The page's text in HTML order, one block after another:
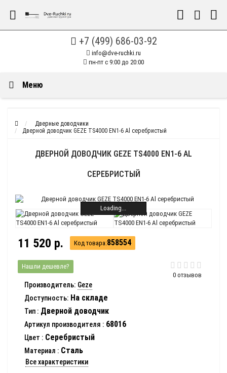
+7 (499) 686-03-92
info@dve-ruchki.ru
пн-пт с 9:00 до 20:00
Меню
Дверные доводчики
Дверной доводчик GEZE TS4000 EN1-6 Al серебристый
ДВЕРНОЙ ДОВОДЧИК GEZE TS4000 EN1-6 AL
СЕРЕБРИСТЫЙ
Loading...
0 отзывов
11 520 р. Код товара:858554
Нашли дешевле?
Производитель: Geze
Доступность: На складе
Тип : Дверной доводчик
Артикул производителя : 68016
Цвет : Серебристый
Материал : Сталь
Все характеристики